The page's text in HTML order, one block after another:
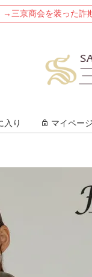
→三京商会を装った詐
入り マイページ